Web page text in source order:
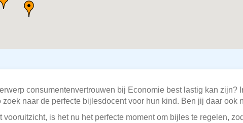
consumentenvertrouwen bij Economie best lastig kan zijn?
naar de perfecte bijlesdocent voor hun kind. Ben jij daar ook
vooruitzicht, is het nu het perfecte moment om bijles te regelen,